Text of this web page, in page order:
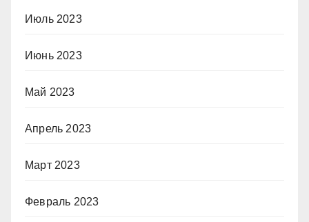
Июль 2023
Июнь 2023
Май 2023
Апрель 2023
Март 2023
Февраль 2023